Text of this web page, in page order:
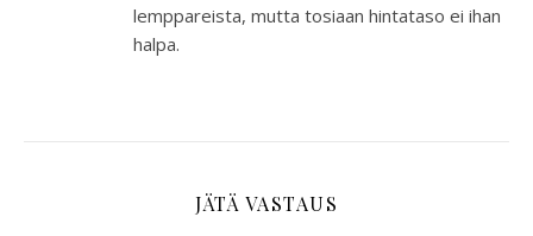
lemppareista, mutta tosiaan hintataso ei ihan
halpa.
JÄTÄ VASTAUS